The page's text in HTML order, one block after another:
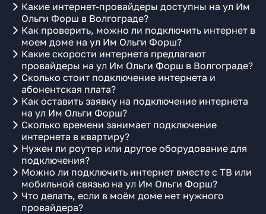
Какие интернет-провайдеры доступны на ул Им
Ольги Форш в Волгограде?
Как проверить, можно ли подключить интернет в
моем доме на ул Им Ольги Форш?
Какие скорости интернета предлагают
провайдеры на ул Им Ольги Форш в Волгограде?
Сколько стоит подключение интернета и
абонентская плата?
Как оставить заявку на подключение интернета
на ул Им Ольги Форш?
Сколько времени занимает подключение
интернета в квартиру?
Нужен ли роутер или другое оборудование для
подключения?
Можно ли подключить интернет вместе с ТВ или
мобильной связью на ул Им Ольги Форш?
Что делать, если в моём доме нет нужного
провайдера?